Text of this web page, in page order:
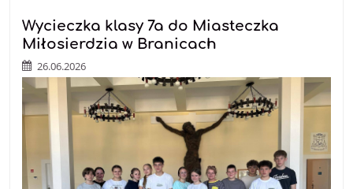
Wycieczka klasy 7a do Miasteczka
Miłosierdzia w Branicach
26.06.2026